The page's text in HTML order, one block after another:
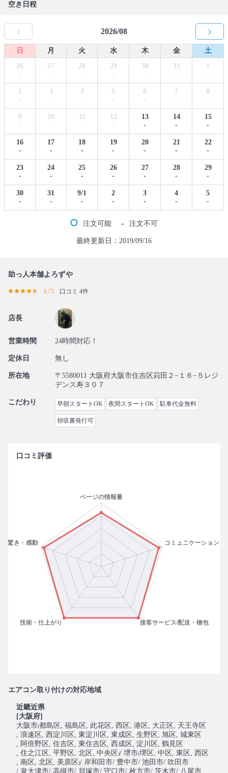
空き日程
2026/08
日 月 火 水 木 金
土
26
-
27
-
28
-
29
-
30
-
31
-
1
-
2
-
3
-
4
-
5
-
6
-
7
-
8
-
9
-
10
-
11
-
12
-
13
-
14
-
15
-
16
-
17
-
18
-
19
-
20
-
21
-
22
-
23
-
24
-
25
-
26
-
27
-
28
-
29
-
30
-
31
-
9/1
-
2
-
3
-
4
-
5
-
注文可能 - 注文不可
最終更新日：2019/09/16
助っ人本舗よろずや
4.75 口コミ 4件
店長
営業時間 24時間対応！
定休日 無し
所在地
〒5580011 大阪府大阪市住吉区苅田２−１６−５レジ
デンス寿３０７
こだわり 早朝スタートOK 夜間スタートOK 駐車代金無料
領収書発行可
口コミ評価
エアコン取り付けの対応地域
近畿近県
[大阪府]
大阪市(都島区 , 福島区 , 此花区 , 西区 , 港区 , 大正区 , 天王寺区
, 浪速区 , 西淀川区 , 東淀川区 , 東成区 , 生野区 , 旭区 , 城東区
, 阿倍野区 , 住吉区 , 東住吉区 , 西成区 , 淀川区 , 鶴見区
, 住之江区 , 平野区 , 北区 , 中央区)/ 堺市(堺区 , 中区 , 東区 , 西区
, 南区 , 北区 , 美原区)/ 岸和田市/ 豊中市/ 池田市/ 吹田市
/ 泉大津市/ 高槻市/ 貝塚市/ 守口市/ 枚方市/ 茨木市/ 八尾市